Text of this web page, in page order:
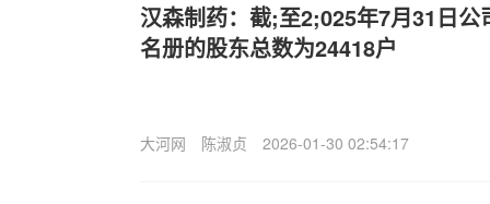
汉森制药：截;至2;025年7月31日
名册的股东总数为24418户
大河网 陈淑贞 2026-01-30 02:54:17